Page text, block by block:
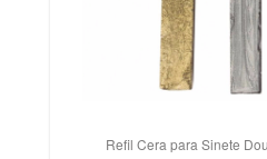
Refil Cera para Sinete